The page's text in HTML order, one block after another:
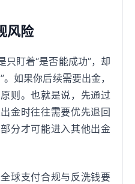
风险
只盯着“是否能成功”，却
如果你后续需要出金，
则。也就是说，先通过
金时往往需要优先退回
分才可能进入其他出金
球支付合规与反洗钱要